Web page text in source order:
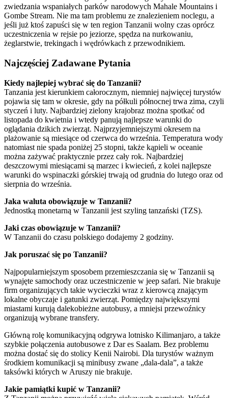
zwiedzania wspaniałych parków narodowych Mahale Mountains i
Gombe Stream. Nie ma tam problemu ze znalezieniem noclegu, a
jeśli już ktoś zapuści się w ten region Tanzanii wolny czas oprócz
uczestniczenia w rejsie po jeziorze, spędza na nurkowaniu,
żeglarstwie, trekingach i wędrówkach z przewodnikiem.
Najczęściej Zadawane Pytania
Kiedy najlepiej wybrać się do Tanzanii?
Tanzania jest kierunkiem całorocznym, niemniej najwięcej turystów
pojawia się tam w okresie, gdy na półkuli północnej trwa zima, czyli
styczeń i luty. Najbardziej zielony krajobraz można spotkać od
listopada do kwietnia i wtedy panują najlepsze warunki do
oglądania dzikich zwierząt. Najprzyjemniejszymi okresem na
plażowanie są miesiące od czerwca do września. Temperatura wody
natomiast nie spada poniżej 25 stopni, także kąpieli w oceanie
można zażywać praktycznie przez cały rok. Najbardziej
deszczowymi miesiącami są marzec i kwiecień, z kolei najlepsze
warunki do wspinaczki górskiej trwają od grudnia do lutego oraz od
sierpnia do września.
Jaka waluta obowiązuje w Tanzanii?
Jednostką monetarną w Tanzanii jest szyling tanzański (TZS).
Jaki czas obowiązuje w Tanzanii?
W Tanzanii do czasu polskiego dodajemy 2 godziny.
Jak poruszać się po Tanzanii?
Najpopularniejszym sposobem przemieszczania się w Tanzanii są
wynajęte samochody oraz uczestniczenie w jeep safari. Nie brakuje
firm organizujących takie wycieczki wraz z kierowcą znającym
lokalne obyczaje i gatunki zwierząt. Pomiędzy największymi
miastami kurują dalekobieżne autobusy, a mniejsi przewoźnicy
organizują wybrane transfery.
Główną rolę komunikacyjną odgrywa lotnisko Kilimanjaro, a także
szybkie połączenia autobusowe z Dar es Saalam. Bez problemu
można dostać się do stolicy Kenii Nairobi. Dla turystów ważnym
środkiem komunikacji są minibusy zwane „dala-dala”, a także
taksówki których w Aruszy nie brakuje.
Jakie pamiątki kupić w Tanzanii?